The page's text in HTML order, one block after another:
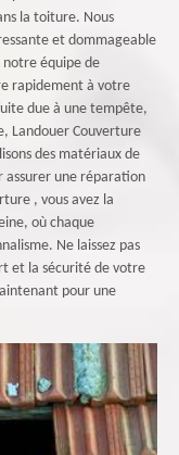
la toiture. Nous
et dommageable
équipe de
rapidement à votre
due à une tempête,
Landouer Couverture
des matériaux de
assurer une réparation
, vous avez la
où chaque
Ne laissez pas
et la sécurité de votre
pour une